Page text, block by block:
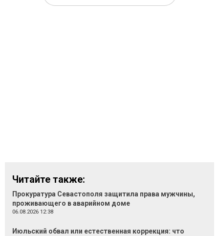
Читайте также:
Прокуратура Севастополя защитила права мужчины,
проживающего в аварийном доме
06.08.2026 12:38
Июльский обвал или естественная коррекция: что